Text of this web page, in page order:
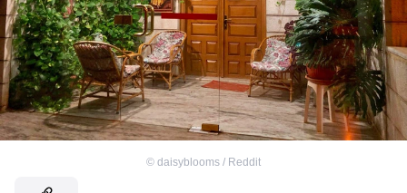
© daisyblooms / Reddit